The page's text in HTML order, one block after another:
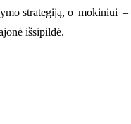
strategiją, o mokiniui
išsipildė.